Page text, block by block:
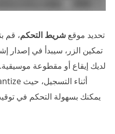
تحديد موقع شريط التحكم، قم
تمكين الزر، سيبدأ في إصدار
لديك إيقاع أو مقطوعة موسيقية.
يمكنك بسهولة التحكم في